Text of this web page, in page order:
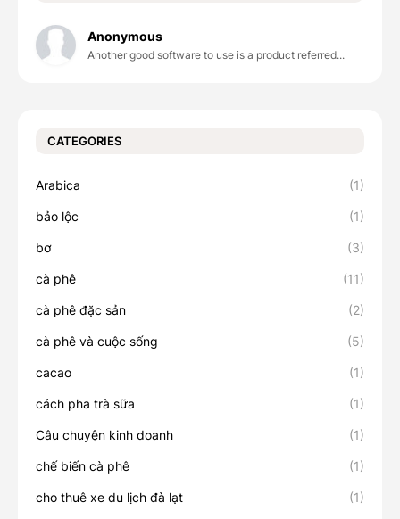
Anonymous
Another good software to use is a product referred...
CATEGORIES
Arabica (1)
bảo lộc (1)
bơ (3)
cà phê (11)
cà phê đặc sản (2)
cà phê và cuộc sống (5)
cacao (1)
cách pha trà sữa (1)
Câu chuyện kinh doanh (1)
chế biến cà phê (1)
cho thuê xe du lịch đà lạt (1)